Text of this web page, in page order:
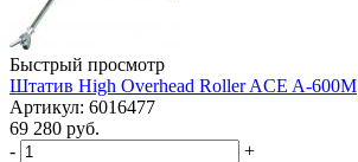
Быстрый просмотр
Штатив High Overhead Roller ACE A-600M
Артикул: 6016477
69 280 руб.
-
+